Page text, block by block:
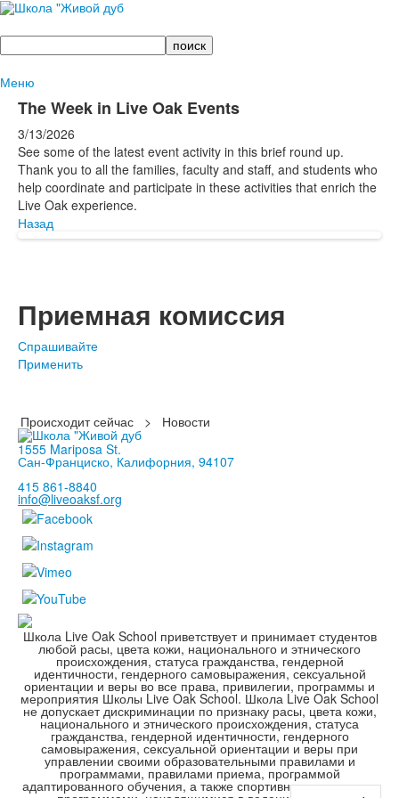
Поиск
Меню
The Week in Live Oak Events
3/13/2026
See some of the latest event activity in this brief round up.
Thank you to all the families, faculty and staff, and students who
help coordinate and participate in these activities that enrich the
Live Oak experience.
Назад
Приемная комиссия
Спрашивайте
Применить
Происходит сейчас >
Новости
1555 Mariposa St.
Сан-Франциско, Калифорния, 94107
415 861-8840
info@liveoaksf.org
Школа Live Oak School приветствует и принимает студентов
любой расы, цвета кожи, национального и этнического
происхождения, статуса гражданства, гендерной
идентичности, гендерного самовыражения, сексуальной
ориентации и веры во все права, привилегии, программы и
мероприятия Школы Live Oak School. Школа Live Oak School
не допускает дискриминации по признаку расы, цвета кожи,
национального и этнического происхождения, статуса
гражданства, гендерной идентичности, гендерного
самовыражения, сексуальной ориентации и веры при
управлении своими образовательными правилами и
программами, правилами приема, программой
адаптированного обучения, а также спортивными и другими